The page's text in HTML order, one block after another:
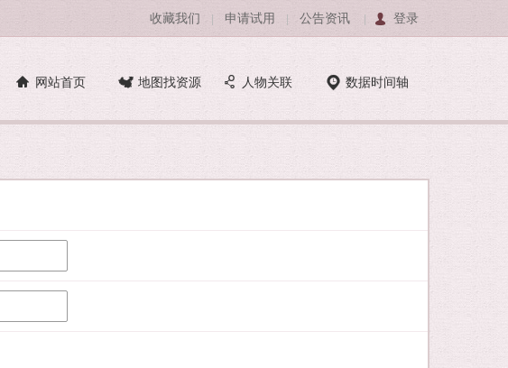
收藏我们 申请试用 公告资讯 登录
网站首页 地图找资源 人物关联 数据时间轴